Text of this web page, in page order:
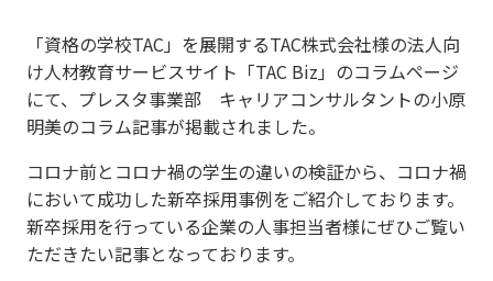
「資格の学校TAC」を展開するTAC株式会社様の法人向
け人材教育サービスサイト「TAC Biz」のコラムページ
にて、プレスタ事業部 キャリアコンサルタントの小原
明美のコラム記事が掲載されました。
コロナ前とコロナ禍の学生の違いの検証から、コロナ禍
において成功した新卒採用事例をご紹介しております。
新卒採用を行っている企業の人事担当者様にぜひご覧い
ただきたい記事となっております。